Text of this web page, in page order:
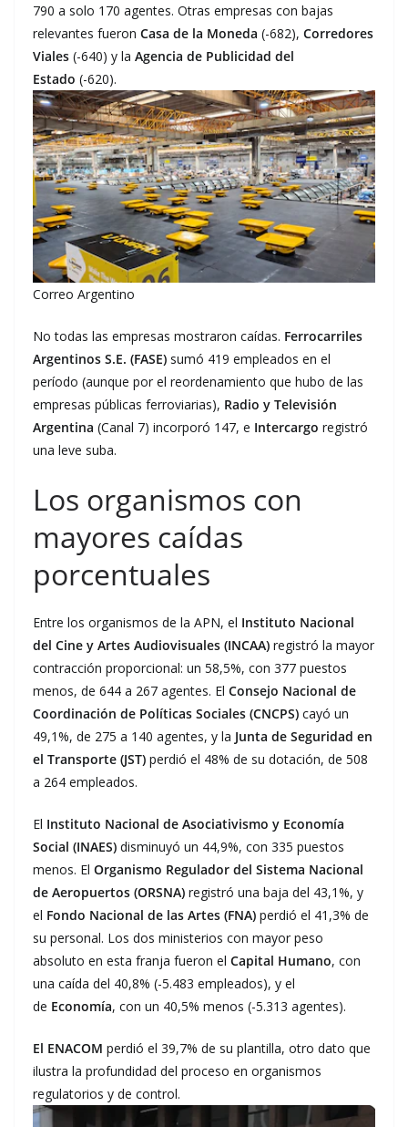
790 a solo 170 agentes. Otras empresas con bajas
relevantes fueron Casa de la Moneda (-682), Corredores
Viales (-640) y la Agencia de Publicidad del
Estado (-620).
Correo Argentino
No todas las empresas mostraron caídas. Ferrocarriles
Argentinos S.E. (FASE) sumó 419 empleados en el
período (aunque por el reordenamiento que hubo de las
empresas públicas ferroviarias), Radio y Televisión
Argentina (Canal 7) incorporó 147, e Intercargo registró
una leve suba.
Los organismos con
mayores caídas
porcentuales
Entre los organismos de la APN, el Instituto Nacional
del Cine y Artes Audiovisuales (INCAA) registró la mayor
contracción proporcional: un 58,5%, con 377 puestos
menos, de 644 a 267 agentes. El Consejo Nacional de
Coordinación de Políticas Sociales (CNCPS) cayó un
49,1%, de 275 a 140 agentes, y la Junta de Seguridad en
el Transporte (JST) perdió el 48% de su dotación, de 508
a 264 empleados.
El Instituto Nacional de Asociativismo y Economía
Social (INAES) disminuyó un 44,9%, con 335 puestos
menos. El Organismo Regulador del Sistema Nacional
de Aeropuertos (ORSNA) registró una baja del 43,1%, y
el Fondo Nacional de las Artes (FNA) perdió el 41,3% de
su personal. Los dos ministerios con mayor peso
absoluto en esta franja fueron el Capital Humano, con
una caída del 40,8% (-5.483 empleados), y el
de Economía, con un 40,5% menos (-5.313 agentes).
El ENACOM perdió el 39,7% de su plantilla, otro dato que
ilustra la profundidad del proceso en organismos
regulatorios y de control.